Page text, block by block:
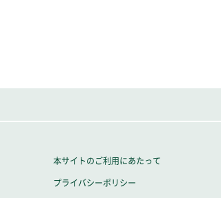
本サイトのご利用にあたって
プライバシーポリシー